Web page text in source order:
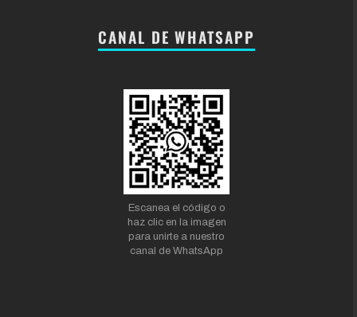
CANAL DE WHATSAPP
Escanea el código o
haz clic en la imagen
para unirte a nuestro
canal de WhatsApp